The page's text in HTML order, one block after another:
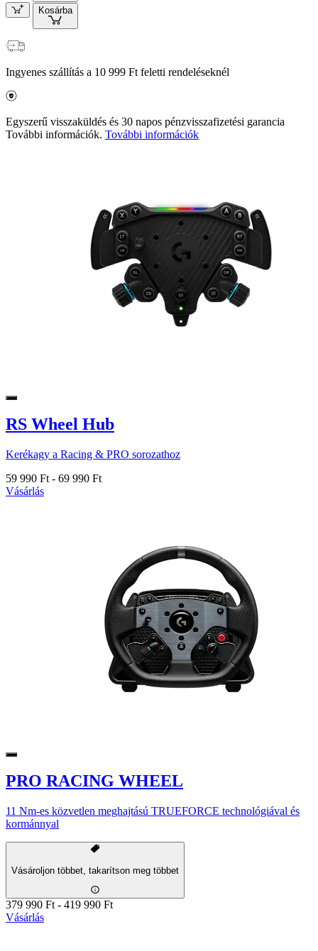
Kosárba
Ingyenes szállítás a 10 999 Ft feletti rendeléseknél
Egyszerű visszaküldés és 30 napos pénzvisszafizetési garancia
További információk. További információk
RS Wheel Hub
Kerékagy a Racing & PRO sorozathoz
59 990 Ft - 69 990 Ft
Vásárlás
PRO RACING WHEEL
11 Nm-es közvetlen meghajtású TRUEFORCE technológiával és
kormánnyal
Vásároljon többet, takarítson meg többet
379 990 Ft - 419 990 Ft
Vásárlás